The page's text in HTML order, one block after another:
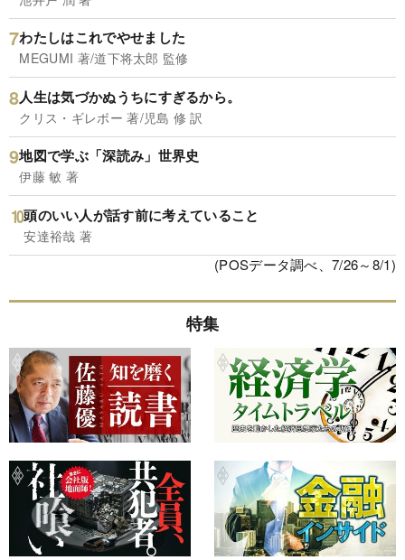
わたしはこれでやせました
MEGUMI 著/道下将太郎 監修
人生は気づかぬうちにすぎるから。
クリス・ギレボー 著/児島 修 訳
地図で学ぶ「深読み」世界史
伊藤 敏 著
頭のいい人が話す前に考えていること
安達裕哉 著
(POSデータ調べ、7/26～8/1)
特集